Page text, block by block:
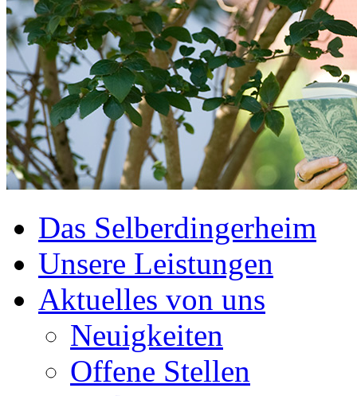
Das Selberdingerheim
Unsere Leistungen
Aktuelles von uns
Neuigkeiten
Offene Stellen